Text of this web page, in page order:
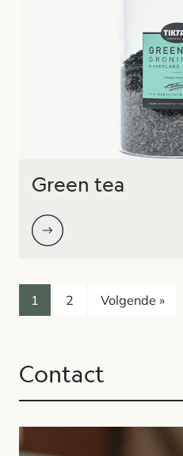
Green tea
1 2 Volgende »
Contact